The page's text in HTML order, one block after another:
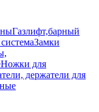
Газлифт,барный
Замки
Ножки для
держатели для